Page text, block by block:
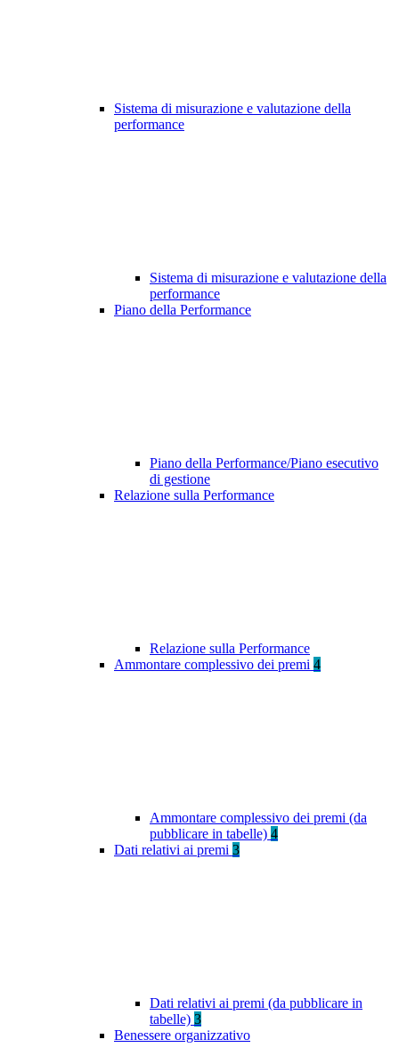
Sistema di misurazione e valutazione della
performance
Sistema di misurazione e valutazione della
performance
Piano della Performance
Piano della Performance/Piano esecutivo
di gestione
Relazione sulla Performance
Relazione sulla Performance
Ammontare complessivo dei premi 4
Ammontare complessivo dei premi (da
pubblicare in tabelle) 4
Dati relativi ai premi 3
Dati relativi ai premi (da pubblicare in
tabelle) 3
Benessere organizzativo